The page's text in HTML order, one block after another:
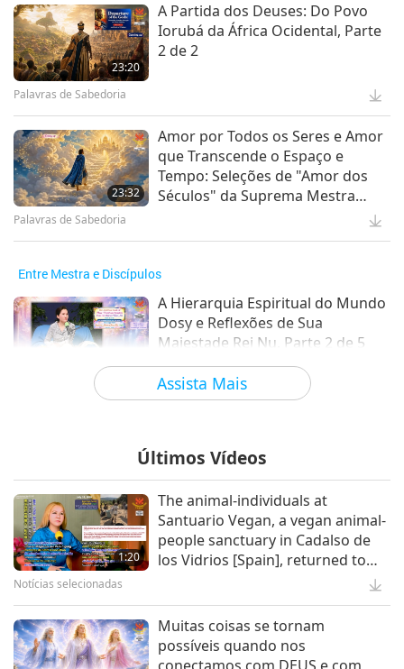
Assista Mais
23:20
A Partida dos Deuses: Do Povo
Iorubá da África Ocidental, Parte
2 de 2
Palavras de Sabedoria
23:32
Amor por Todos os Seres e Amor
que Transcende o Espaço e
Tempo: Seleções de "Amor dos
Séculos" da Suprema Mestra
Ching Hai (vegana), Parte 2 de 2
Palavras de Sabedoria
Entre Mestra e Discípulos
A Hierarquia Espiritual do Mundo
Dosy e Reflexões de Sua
Majestade Rei Nu, Parte 2 de 5
Entre Mestra e Discípulos
31:14
Amigos Animais, Parte 8 de 8
Entre Mestra e Discípulos
Elite Vegana
22:03
Caminho à Base de Plantas para a
Longevidade, Parte 2 de 2
Últimos Vídeos
1:20
The animal-individuals at
Santuario Vegan, a vegan animal-
people sanctuary in Cadalso de
los Vidrios [Spain], returned to
morning.
Notícias selecionadas
Muitas coisas se tornam
possíveis quando nos